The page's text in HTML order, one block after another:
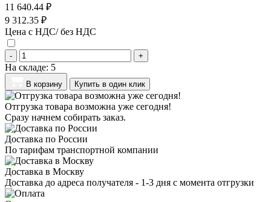
11 640.44 ₽
9 312.35 ₽
Цена с НДС/ без НДС
- +
На складе: 5
В корзину Купить в один клик
Отгрузка товара возможна уже сегодня!
Сразу начнем собирать заказ.
Доставка по России
По тарифам транспортной компании
Доставка в Москву
Доставка до адреса получателя - 1-3 дня с момента отгрузки